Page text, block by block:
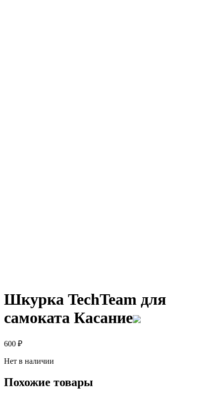
Шкурка TechTeam для
самоката Касание
600 ₽
Нет в наличии
Похожие товары